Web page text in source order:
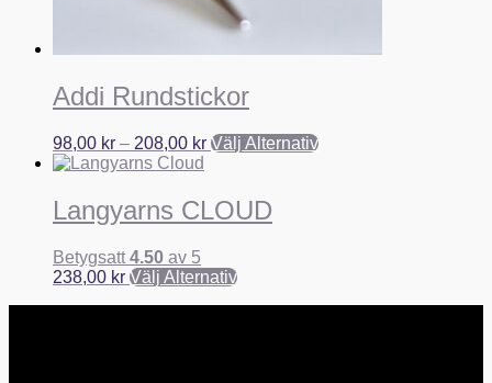
Addi Rundstickor
98,00 kr – 208,00 kr Välj Alternativ
Langyarns CLOUD
Betygsatt 4.50 av 5
238,00 kr Välj Alternativ